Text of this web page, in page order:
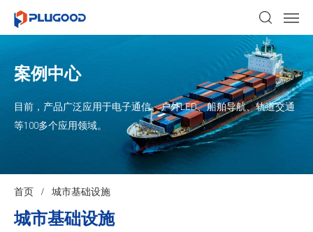
案例中心
目前，产品广泛应用于电子通信、户外LED、船舶导航、轨道交通
等100多个应用领域。
首页 / 城市基础设施
城市基础设施